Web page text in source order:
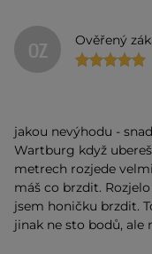
OZ Ověřený
jakou nevýhodu -
Wartburg když
metrech rozjede
máš co brzdit.
jsem honičku brzdit.
jinak ne sto bodů, ale